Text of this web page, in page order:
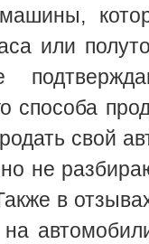
или
способа
свой
не
в